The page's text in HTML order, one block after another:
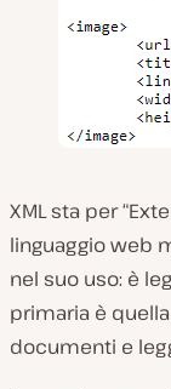
XML sta per
linguaggio web
nel suo uso: è
primaria è
documenti e